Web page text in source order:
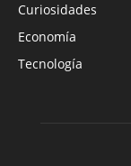
Curiosidades
Economía
Tecnología